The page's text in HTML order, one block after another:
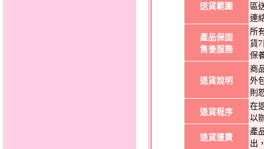
送貨範圍
區
連
產品保固
售後服務
所
貨
保
退貨說明
商
外
則
退貨程序
在
以
退貨運費
產
出